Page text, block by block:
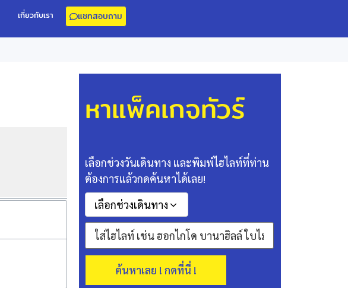
เกี่ยวกับเรา แชทสอบถาม
หาแพ็คเกจทัวร์
เลือกช่วงวันเดินทาง และพิมพ์ไฮไลท์ที่ท่าน
ต้องการแล้วกดค้นหาได้เลย!
เลือกช่วงเดินทาง
ค้นหาเลย ! กดที่นี่ !